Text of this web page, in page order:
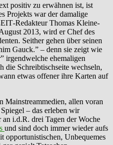
positiv zu erwähnen ist, ist
Projekts war der damalige
-Redakteur Thomas Kleine-
2013, wird er Chef des
Seither gehen über seinen
Gauck.” – denn sie zeigt wie
irgendwelche ehemaligen
Schreibtischseite wechseln,
etwas offener ihre Karten auf
Mainstreammedien, allen voran
– das erleben wir
i.d.R. drei Tagen der Woche
und sind doch immer wieder aufs
opportunistischen, Unbequemes